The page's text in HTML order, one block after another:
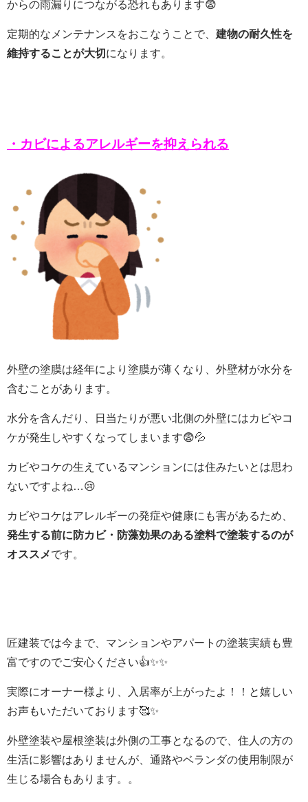
からの雨漏りにつながる恐れもあります😨
定期的なメンテナンスをおこなうことで、 建物の耐久性を
維持することが大切 になります。
・カビによるアレルギーを抑えられる
外壁の塗膜は経年により塗膜が薄くなり、外壁材が水分を
含むことがあります。
水分を含んだり、日当たりが悪い北側の外壁にはカビやコ
ケが発生しやすくなってしまいます😨💦
カビやコケの生えているマンションには住みたいとは思わ
ないですよね…😢
カビやコケはアレルギーの発症や健康にも害があるため、
発生する前に防カビ・防藻効果のある塗料で塗装するのが
オススメです。
匠建装では今まで、マンションやアパートの塗装実績も豊
富ですのでご安心ください👍✨✨
実際にオーナー様より、入居率が上がったよ！！と嬉しい
お声もいただいております🥰✨
外壁塗装や屋根塗装は外側の工事となるので、住人の方の
生活に影響はありませんが、通路やベランダの使用制限が
生じる場合もあります。。